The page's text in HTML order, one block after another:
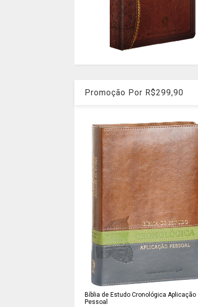
Promoção Por R$299,90
Bíblia de Estudo Cronológica Aplicação
Pessoal